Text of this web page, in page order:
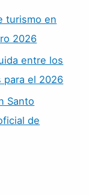
turismo en
2026
entre los
para el 2026
Santo
de